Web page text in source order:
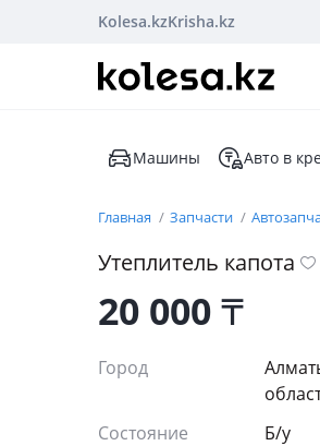
Kolesa.kzKrisha.kz
Машины Авто в
Главная Запчасти
Утеплитель капота
20 000₸
Город
Состояние
Б/y